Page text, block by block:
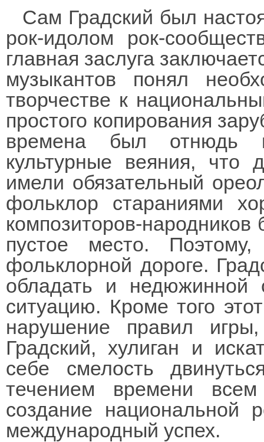
Сам Градский был
рок-идолом рок-
главная заслуга
музыкантов понял
творчестве к
простого копирования
времена был отнюдь
культурные веяния, что
имели обязательный
фольклор стараниями
композиторов-
пустое место.
фольклорной дороге.
обладать и недюжинной
ситуацию. Кроме того
нарушение правил
Градский, хулиган и
себе смелость
течением времени
создание национальной
международный успех.